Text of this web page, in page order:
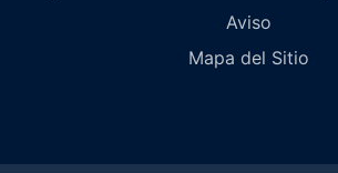
Aviso
Mapa del Sitio